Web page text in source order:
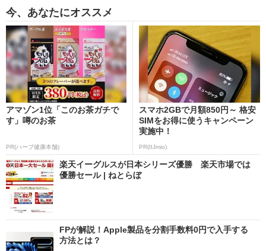
今、あなたにオススメ
アマゾン1位「このお茶ガチで
す」噂のお茶
PR(ハーブ健康本舗)
スマホ2GBで月額850円～ 格安
SIMをお得に使うキャンペーン
実施中！
PR(IIJmio)
楽天イーグルスが日本シリーズ優勝 楽天市場では
優勝セール | ねとらぼ
FPが解説！Apple製品を分割手数料0円で入手する
方法とは？